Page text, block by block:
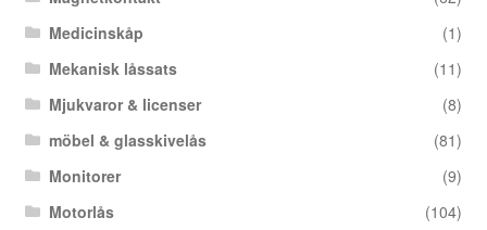
Medicinskåp
(1)
Mekanisk låssats
(11)
Mjukvaror & licenser
(8)
möbel & glasskivelås
(81)
Monitorer
(9)
Motorlås
(104)